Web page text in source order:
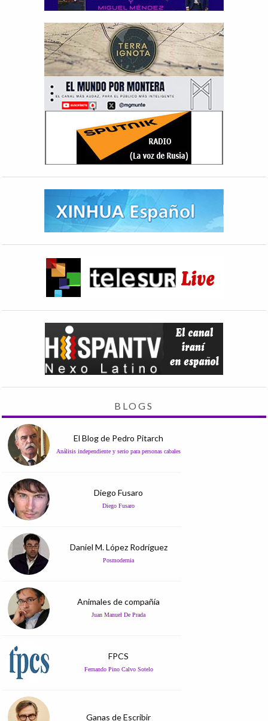
BLOGS
El Blog de Pedro Pitarch
Análisis independiente y serio para personas cabales
Diego Fusaro
Diego Fusaro
Daniel M. López Rodríguez
Posmodernia
Animales de compañía
Juan Manuel De Prada
FPCS
Fernando Pino Calvo Sotelo
Ganas de Escribir